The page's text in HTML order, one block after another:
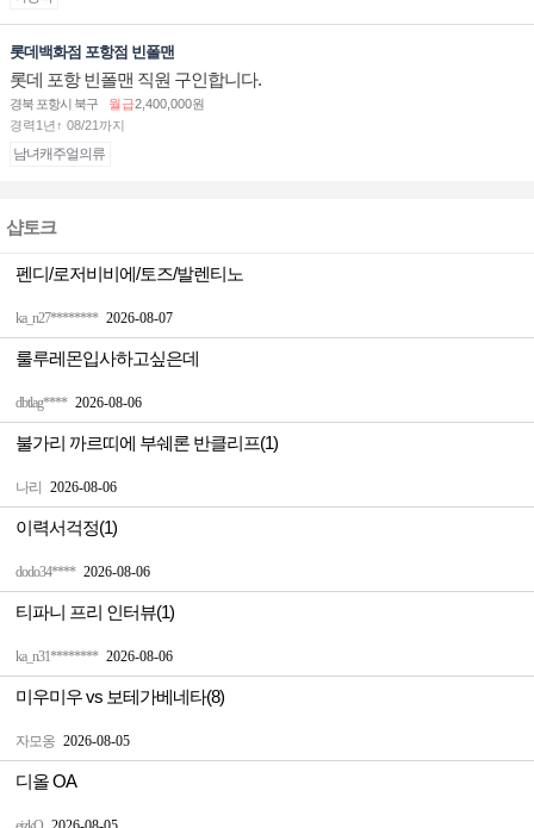
롯데백화점 포항점 빈폴맨
롯데 포항 빈폴맨 직원 구인합니다.
경북 포항시 북구 월급2,400,000원
경력1년↑ 08/21까지
남녀캐주얼의류
샵토크
ka_n27******** 2026-08-07
펜디/로저비비에/토즈/발렌티노
dbtlag**** 2026-08-06
룰루레몬입사하고싶은데
나리 2026-08-06
불가리 까르띠에 부쉐론 반클리프(1)
dodo34**** 2026-08-06
이력서걱정(1)
ka_n31******** 2026-08-06
티파니 프리 인터뷰(1)
자모옹 2026-08-05
미우미우 vs 보테가베네타(8)
디올 OA